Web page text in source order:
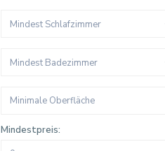
Mindest Schlafzimmer
Mindest Badezimmer
Mindestpreis: